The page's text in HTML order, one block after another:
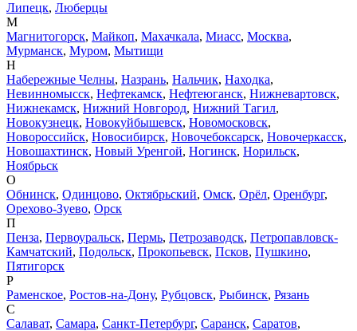
Липецк, Люберцы
М
Магнитогорск, Майкоп, Махачкала, Миасс, Москва,
Мурманск, Муром, Мытищи
Н
Набережные Челны, Назрань, Нальчик, Находка,
Невинномысск, Нефтекамск, Нефтеюганск, Нижневартовск,
Нижнекамск, Нижний Новгород, Нижний Тагил,
Новокузнецк, Новокуйбышевск, Новомосковск,
Новороссийск, Новосибирск, Новочебоксарск, Новочеркасск,
Новошахтинск, Новый Уренгой, Ногинск, Норильск,
Ноябрьск
О
Обнинск, Одинцово, Октябрьский, Омск, Орёл, Оренбург,
Орехово-Зуево, Орск
П
Пенза, Первоуральск, Пермь, Петрозаводск, Петропавловск-
Камчатский, Подольск, Прокопьевск, Псков, Пушкино,
Пятигорск
Р
Раменское, Ростов-на-Дону, Рубцовск, Рыбинск, Рязань
С
Салават, Самара, Санкт-Петербург, Саранск, Саратов,